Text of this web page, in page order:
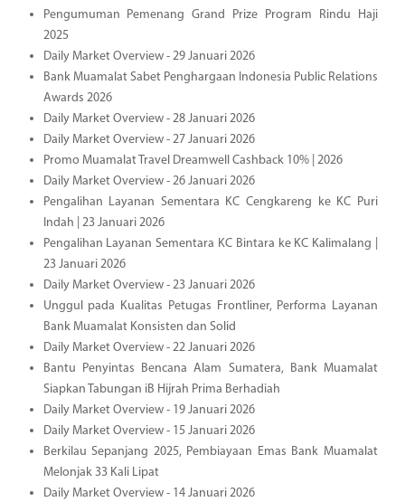
Pengumuman Pemenang Grand Prize Program Rindu Haji
2025
Daily Market Overview - 29 Januari 2026
Bank Muamalat Sabet Penghargaan Indonesia Public Relations
Awards 2026
Daily Market Overview - 28 Januari 2026
Daily Market Overview - 27 Januari 2026
Promo Muamalat Travel Dreamwell Cashback 10% | 2026
Daily Market Overview - 26 Januari 2026
Pengalihan Layanan Sementara KC Cengkareng ke KC Puri
Indah | 23 Januari 2026
Pengalihan Layanan Sementara KC Bintara ke KC Kalimalang |
23 Januari 2026
Daily Market Overview - 23 Januari 2026
Unggul pada Kualitas Petugas Frontliner, Performa Layanan
Bank Muamalat Konsisten dan Solid
Daily Market Overview - 22 Januari 2026
Bantu Penyintas Bencana Alam Sumatera, Bank Muamalat
Siapkan Tabungan iB Hijrah Prima Berhadiah
Daily Market Overview - 19 Januari 2026
Daily Market Overview - 15 Januari 2026
Berkilau Sepanjang 2025, Pembiayaan Emas Bank Muamalat
Melonjak 33 Kali Lipat
Daily Market Overview - 14 Januari 2026